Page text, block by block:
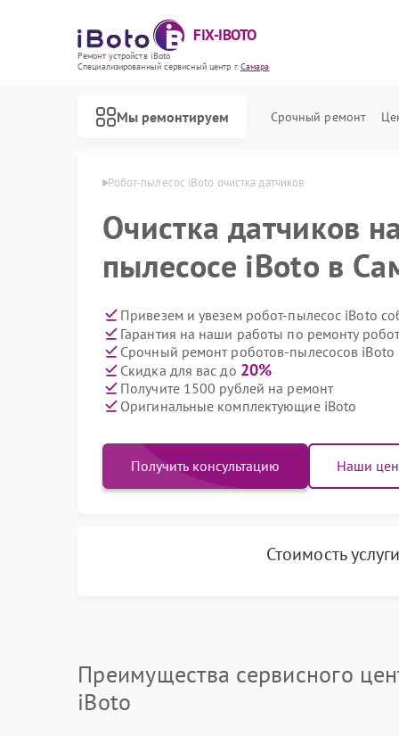
FIX-IBOTO
Ремонт устройств iBoto
Специализированный cервисный центр г.Самара
Мы ремонтируем Срочный ремонт
Робот-пылесос iBoto очистка датчиков
Очистка датчиков
пылесосе iBoto в
Привезем и увезем робот-пылесос iBoto
Гарантия на наши работы по ремонту
Срочный ремонт роботов-пылесосов iBoto
Скидка для вас до 20%
Получите 1500 рублей на ремонт
Оригинальные комплектующие iBoto
Получить консультацию Наши
Стоимость услуги
Преимущества сервисного
iBoto